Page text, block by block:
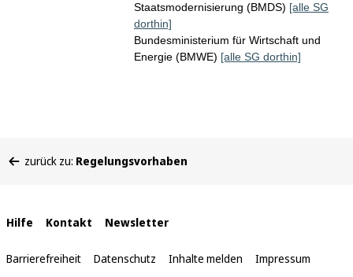
Staatsmodernisierung (BMDS) [alle SG
dorthin]
Bundesministerium für Wirtschaft und
Energie (BMWE) [alle SG dorthin]
befinden
zurück zu: Regelungsvorhaben
Interne
Links
Hilfe Kontakt Newsletter
Barrierefreiheit Datenschutz Inhalte melden Impressum